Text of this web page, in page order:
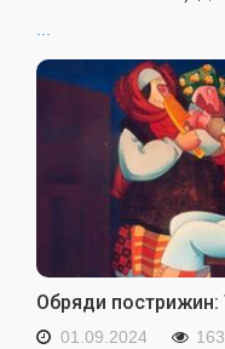
Обряди пострижин:
01.09.2024